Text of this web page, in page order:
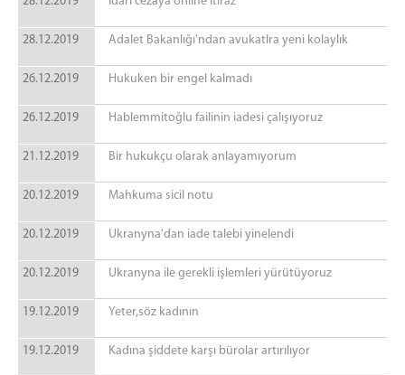
28.12.2019 Adalet Bakanlığı'ndan avukatlra yeni kolaylık
26.12.2019 Hukuken bir engel kalmadı
26.12.2019 Hablemmitoğlu failinin iadesi çalışıyoruz
21.12.2019 Bir hukukçu olarak anlayamıyorum
20.12.2019 Mahkuma sicil notu
20.12.2019 Ukranyna'dan iade talebi yinelendi
20.12.2019 Ukranyna ile gerekli işlemleri yürütüyoruz
19.12.2019 Yeter,söz kadının
19.12.2019 Kadına şiddete karşı bürolar artırılıyor